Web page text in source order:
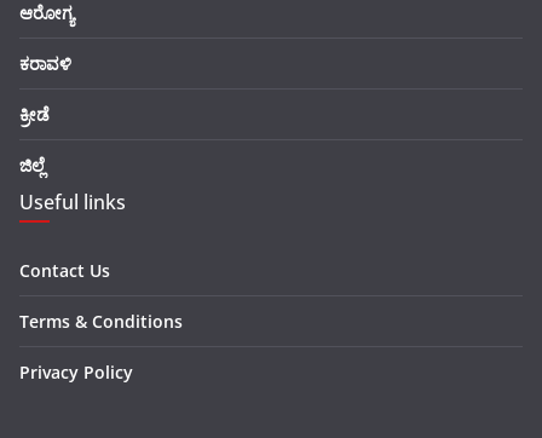
ಆರೋಗ್ಯ
ಕರಾವಳಿ
ಕ್ರೀಡೆ
ಜಿಲ್ಲೆ
Useful links
Contact Us
Terms & Conditions
Privacy Policy